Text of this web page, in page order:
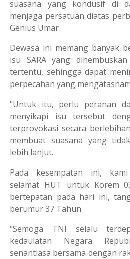
suasana yang kondusif di
menjaga persatuan diatas
Genius Umar
Dewasa ini memang banyak
isu SARA yang
tertentu, sehingga dapat
perpecahan yang
"Untuk itu, perlu peranan
menyikapi isu tersebut
terprovokasi secara
membuat suasana yang
lebih lanjut.
Pada kesempatan ini,
selamat HUT untuk Korem
bertepatan pada hari ini,
berumur 37 Tahun
"Semoga TNI selalu
kedaulatan Negara
senantiasa bersama dengan